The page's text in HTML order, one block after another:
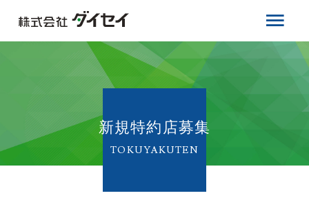
新規特約店募集
TOKUYAKUTEN